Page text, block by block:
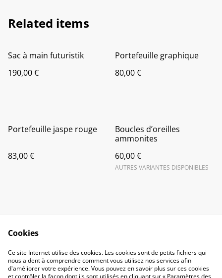
Related items
Sac à main futuristik
190,00 €
Portefeuille graphique
80,00 €
Portefeuille jaspe rouge
83,00 €
Boucles d’oreilles
ammonites
60,00 €
AUTRES VARIANTES DISPONIBLES
Contact Us
Legal Terms
Privacy Policy
Cookie Policy
Cookies
Ce site Internet utilise des cookies. Les cookies sont de petits fichiers qui
nous aident à comprendre comment vous utilisez nos services afin
d'améliorer votre expérience. Vous pouvez en savoir plus sur ces cookies
et contrôler la façon dont ils sont utilisés en cliquant sur « Paramètres des